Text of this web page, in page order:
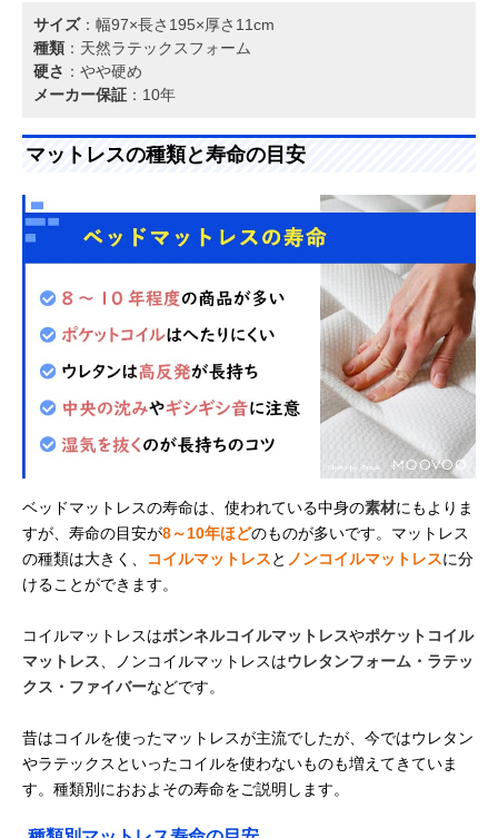
サイズ：幅97×長さ195×厚さ11cm
種類 ：天然ラテックスフォーム
硬さ ：やや硬め
メーカー保証 ：10年
マットレスの種類と寿命の目安
ベッドマットレスの寿命は、使われている中身の素材にもよりま
すが、寿命の目安が8～10年ほどのものが多いです。マットレス
の種類は大きく、
コイルマットレスと ノンコイルマットレスに分
けることができます。
コイルマットレスはボンネルコイルマットレスやポケットコイル
マットレス 、ノンコイルマットレスはウレタンフォーム・ラテッ
クス・ファイバーなどです。
昔はコイルを使ったマットレスが主流でしたが、今ではウレタン
やラテックスといったコイルを使わないものも増えてきていま
す。種類別におおよその寿命をご説明します。